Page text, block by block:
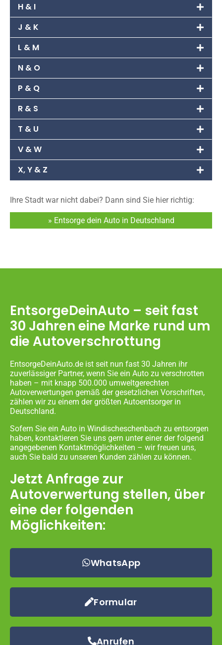
H & I
J & K
L & M
N & O
P & Q
R & S
T & U
V & W
X, Y & Z
Ihre Stadt war nicht dabei? Dann sind Sie hier richtig:
» Entsorge dein Auto in Deutschland
EntsorgeDeinAuto – seit fast
30 Jahren eine Marke rund um
die Autoverschrottung
EntsorgeDeinAuto.de ist seit nun fast 30 Jahren ihr
zuverlässiger Partner, wenn Sie ein Auto zu verschrotten
haben – mit knapp 500.000 umweltgerechten
Autoverwertungen gemäß der gesetzlichen Vorschriften,
zählen wir zu einem der größten Autoentsorger in
Deutschland.
Sofern Sie ein Auto in Windischeschenbach zu entsorgen
haben, kontaktieren Sie uns gern unter einer der folgend
angegebenen Kontaktmöglichkeiten – wir freuen uns,
auch Sie bald zu unseren Kunden zählen zu können.
Jetzt Anfrage zur
Autoverwertung stellen, über
eine der folgenden
Möglichkeiten:
WhatsApp
Formular
Anrufen